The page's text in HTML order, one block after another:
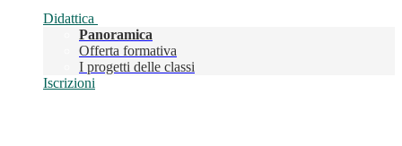
Didattica
Panoramica
Offerta formativa
I progetti delle classi
Iscrizioni